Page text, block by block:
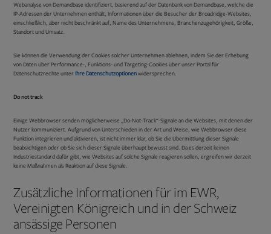
Webanalyse von Demandbase identifiziert, basierend auf der Datenbank von Demandbase, welche die
IP-Adressen der Unternehmen enthält, Informationen über die Besucher der Broadridge-Websites,
einschließlich, aber nicht beschränkt auf, Name des Unternehmens, Branchenzugehörigkeit, Größe,
Standort und Umsatz.
Sie können die Verwendung der Cookies solcher Unternehmen ablehnen, indem Sie der Erhebung
von Daten über Performance-, Funktions- und Targeting-Cookies über unser Portal für
Datenschutzrechte unterIhre Datenschutzoptionenwidersprechen.
Do not track
Einige Webbrowser senden möglicherweise „Do-Not-Track“-Signale an die Websites, mit denen der
Nutzer kommuniziert. Aufgrund von Unterschieden in der Art und Weise, wie Webbrowser diese
Funktion integrieren und aktivieren, ist nicht immer klar, ob Sie die Übermittlung dieser Signale
beabsichtigen oder ob Sie sich dieser Signale überhaupt bewusst sind. Da es derzeit keinen
Industriestandard dafür gibt, wie Websites auf solche Signale reagieren sollen, ergreifen wir derzeit
keine Maßnahmen als Reaktion auf diese Signale.
Zusätzliche Informationen für im EWR,
Vereinigten Königreich und in der Schweiz
ansässige Personen